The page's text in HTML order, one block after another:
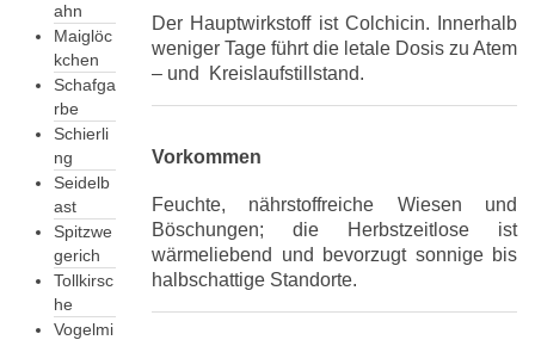
Der Hauptwirkstoff ist Colchicin. Innerhalb
weniger Tage führt die letale Dosis zu Atem
– und Kreislaufstillstand.
Vorkommen
Feuchte, nährstoffreiche Wiesen und
Böschungen; die Herbstzeitlose ist
wärmeliebend und bevorzugt sonnige bis
halbschattige Standorte.
ahn
Maiglöc
kchen
Schafga
rbe
Schierli
ng
Seidelb
ast
Spitzwe
gerich
Tollkirsc
he
Vogelmi